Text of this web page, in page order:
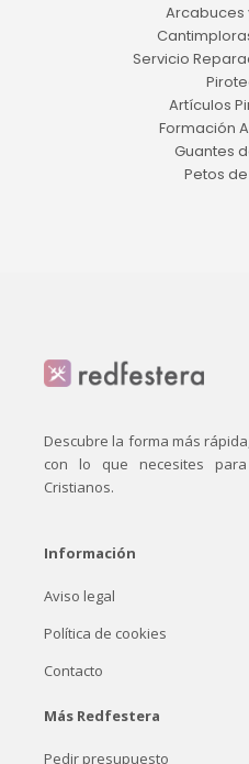
Arcabuces
Servicio
Artículos
Formación
Guantes
Petos
Descubre la forma más
con lo que necesites
Cristianos.
Información
Aviso legal
Política de cookies
Contacto
Más Redfestera
Pedir presupuesto